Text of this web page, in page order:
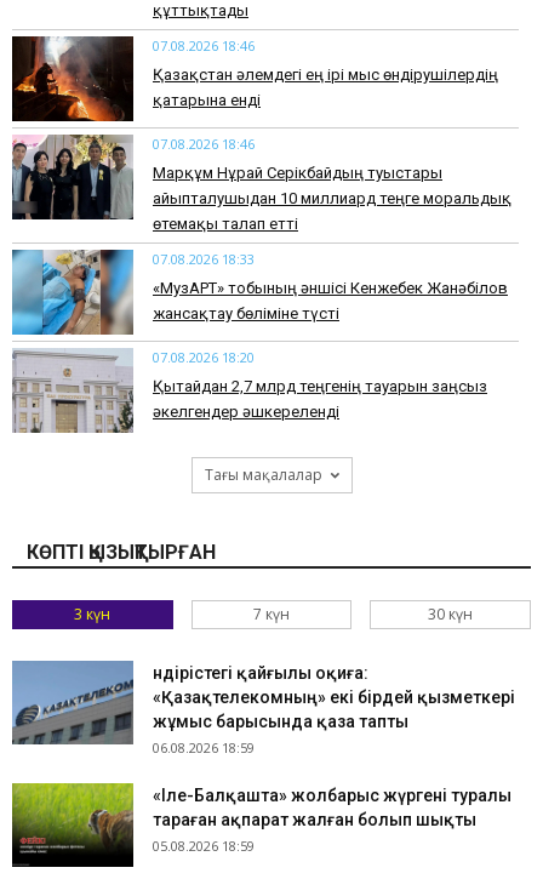
құттықтады
07.08.2026 18:46
Қазақстан әлемдегі ең ірі мыс өндірушілердің
қатарына енді
07.08.2026 18:46
Марқұм Нұрай Серікбайдың туыстары
айыпталушыдан 10 миллиард теңге моральдық
өтемақы талап етті
07.08.2026 18:33
«МузАРТ» тобының әншісі Кенжебек Жанәбілов
жансақтау бөліміне түсті
07.08.2026 18:20
Қытайдан 2,7 млрд теңгенің тауарын заңсыз
әкелгендер әшкереленді
Тағы мақалалар
КӨПТІ ҚЫЗЫҚТЫРҒАН
3 күн 7 күн 30 күн
Өндірістегі қайғылы оқиға:
«Қазақтелекомның» екі бірдей қызметкері
жұмыс барысында қаза тапты
06.08.2026 18:59
«Іле-Балқашта» жолбарыс жүргені туралы
тараған ақпарат жалған болып шықты
05.08.2026 18:59